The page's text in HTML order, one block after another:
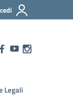
Legali